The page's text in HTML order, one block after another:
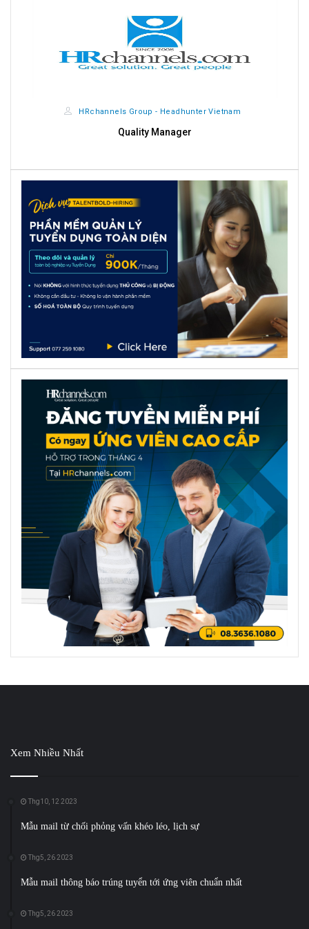
Group - Headhunter Vietnam
Xem Nhiều Nhất
Thg10, 12 2023
Mẫu mail từ chối phỏng vấn khéo léo, lịch sự
Thg5, 26 2023
Mẫu mail thông báo trúng tuyển tới ứng viên chuẩn nhất
Thg5, 26 2023